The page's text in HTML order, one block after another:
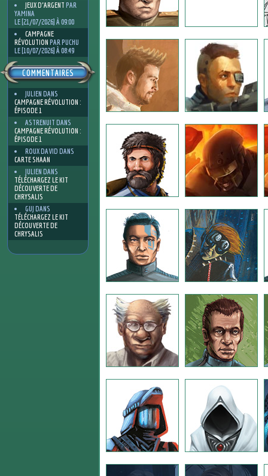
JEUX D'ARGENT PAR
YAMINA
LE [21/07/2026] À 09:00
CAMPAGNE
RÉVOLUTION PAR PUCHU
LE [10/07/2026] À 08:49
COMMENTAIRES
JULIEN DANS
CAMPAGNE RÉVOLUTION :
ÉPISODE 1
ASTRENUIT DANS
CAMPAGNE RÉVOLUTION :
ÉPISODE 1
ROUX DAVID DANS
CARTE SHAAN
JULIEN DANS
TÉLÉCHARGEZ LE KIT
DÉCOUVERTE DE
CHRYSALIS
GUJ DANS
TÉLÉCHARGEZ LE KIT
DÉCOUVERTE DE
CHRYSALIS